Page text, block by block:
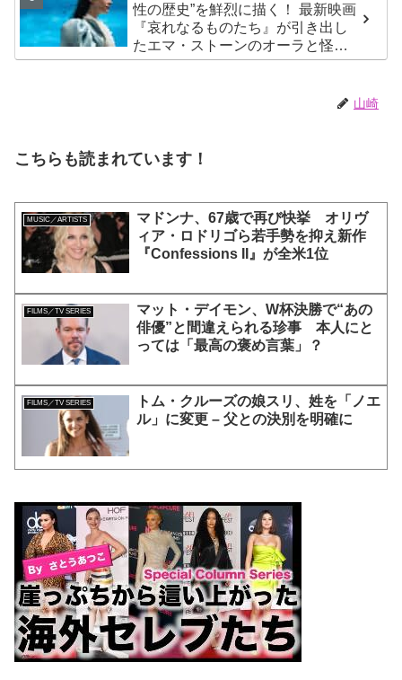
性の歴史”を鮮烈に描く！ 最新映画
『哀れなるものたち』が引き出し
たエマ・ストーンのオーラと怪
演、そして緻密すぎる演技力！ こ
山崎
こちらも読まれています！
MUSIC／ARTISTS
マドンナ、67歳で再び快挙 オリヴ
ィア・ロドリゴら若手勢を抑え新作
『Confessions II』が全米1位
FILMS／TV SERIES
マット・デイモン、W杯決勝で“あの
俳優”と間違えられる珍事 本人にと
っては「最高の褒め言葉」？
FILMS／TV SERIES
トム・クルーズの娘スリ、姓を「ノエ
ル」に変更 – 父との決別を明確に